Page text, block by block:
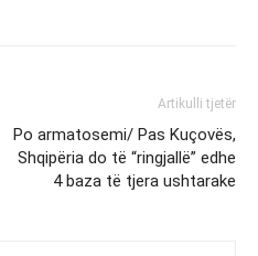
Artikulli tjetër
Po armatosemi/ Pas Kuçovës,
Shqipëria do të “ringjallë” edhe
4 baza të tjera ushtarake